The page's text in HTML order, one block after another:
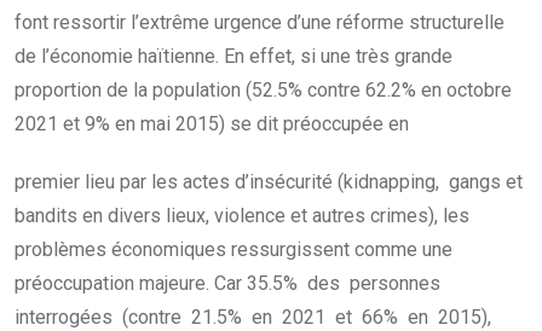
font ressortir l’extrême urgence d’une réforme structurelle
de l’économie haïtienne. En effet, si une très grande
proportion de la population (52.5% contre 62.2% en octobre
2021 et 9% en mai 2015) se dit préoccupée en
premier lieu par les actes d’insécurité (kidnapping, gangs et
bandits en divers lieux, violence et autres crimes), les
problèmes économiques ressurgissent comme une
préoccupation majeure. Car 35.5% des personnes
interrogées (contre 21.5% en 2021 et 66% en 2015),